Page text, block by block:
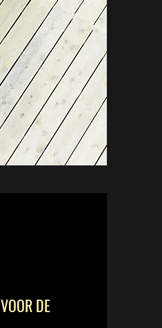
DE